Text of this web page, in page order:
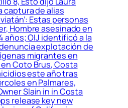
captura de alias
Estas personas
Hombre asesinado en
años; OIJ identificó a la
explotación de
migrantes en
Coto Brus, Costa
este año tras
en Palmares,
Slain in in Costa
release key new